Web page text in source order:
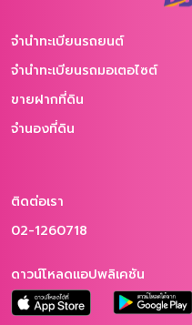
จำนำทะเบียนรถยนต์
จำนำทะเบียนรถมอเตอไซต์
ขายฝากที่ดิน
จำนองที่ดิน
ติดต่อเรา
02-1260718
ดาวน์โหลดแอปพลิเคชัน